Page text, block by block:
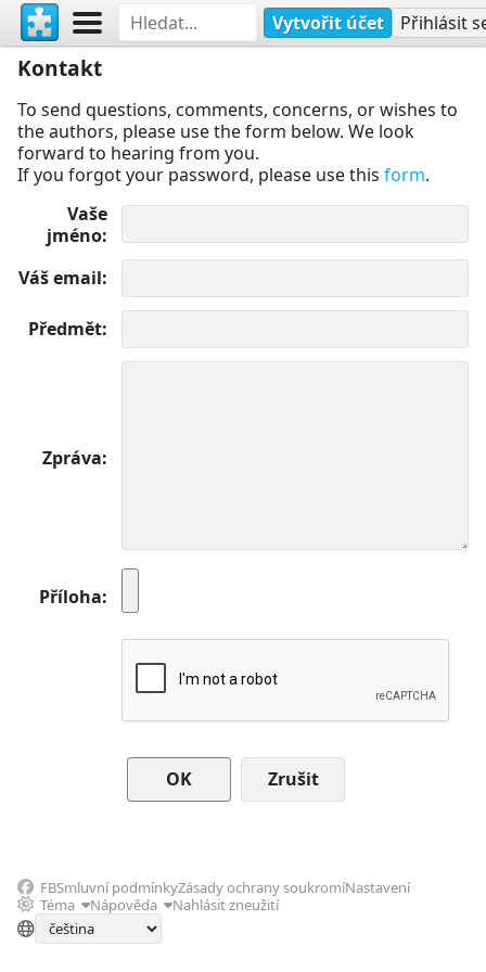
Vytvořit účet Přihlásit
Kontakt
To send questions, comments, concerns, or wishes to
the authors, please use the form below. We look
forward to hearing from you.
If you forgot your password, please use this form.
Vaše
jméno
Váš email
Předmět
Zpráva
Příloha
Zrušit
FBSmluvní podmínkyZásady ochrany soukromíNastavení
Téma
Nápověda Nahlásit zneužití